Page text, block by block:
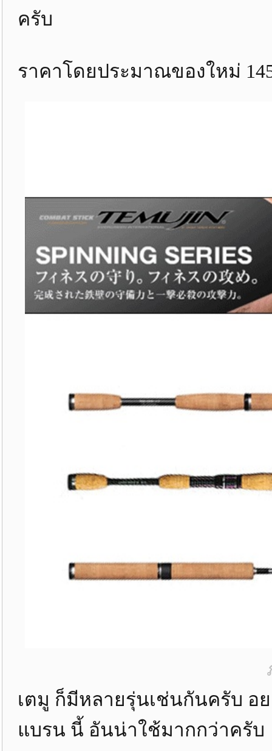
ครับ
ราคาโดยประมาณของใหม่
เตมู ก็มีหลายรุ่นเช่นกันครับ อ
แบรน นี้ อันน่าใช้มากกว่าครับ